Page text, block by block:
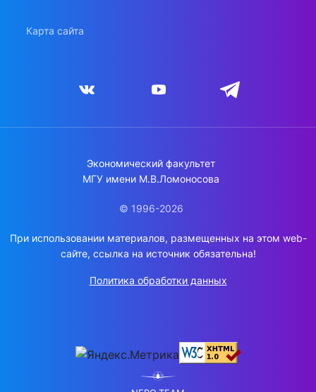
Карта сайта
Экономический факультет
МГУ имени М.В.Ломоносова
© 1996-2026
При использовании материалов, размещенных на этом web-
сайте, ссылка на источник обязательна!
Политика обработки данных